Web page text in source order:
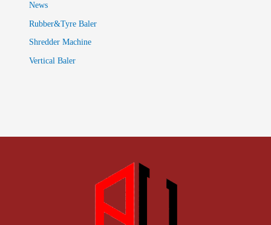
News
Rubber&Tyre Baler
Shredder Machine
Vertical Baler